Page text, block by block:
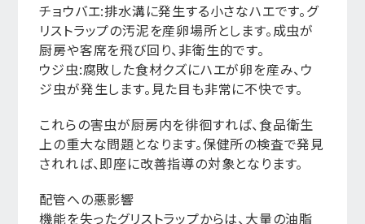
チョウバエ:排水溝に発生する小さなハエです。グ
リストラップの汚泥を産卵場所とします。成虫が
厨房や客席を飛び回り、非衛生的です。
ウジ虫:腐敗した食材クズにハエが卵を産み、ウ
ジ虫が発生します。見た目も非常に不快です。
これらの害虫が厨房内を徘徊すれば、食品衛生
上の重大な問題となります。保健所の検査で発見
されれば、即座に改善指導の対象となります。
配管への悪影響
機能を失ったグリストラップからは、大量の油脂